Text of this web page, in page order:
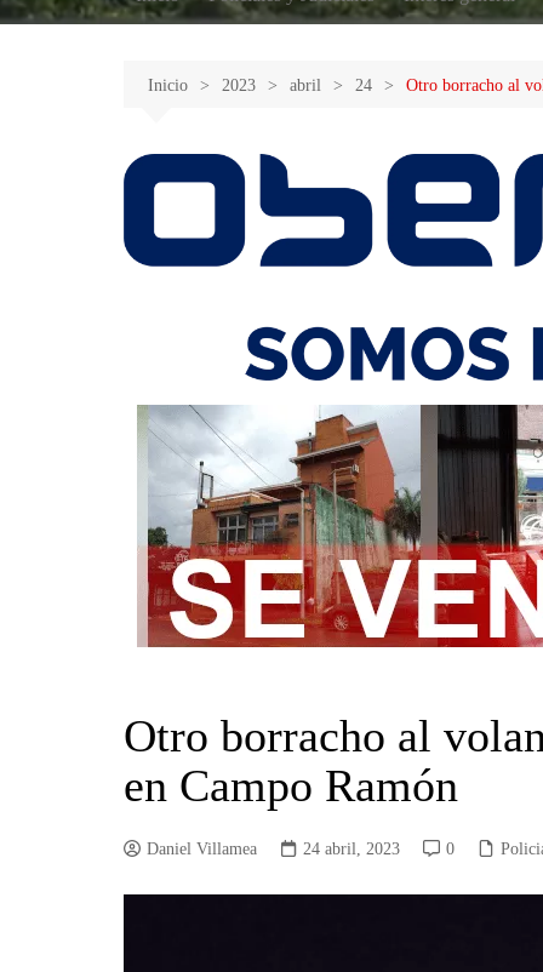
Inicio 2023 abril 24 Otro borracho al
Otro borracho al
en Campo Ramón
Daniel Villamea 24 abril, 2023 0